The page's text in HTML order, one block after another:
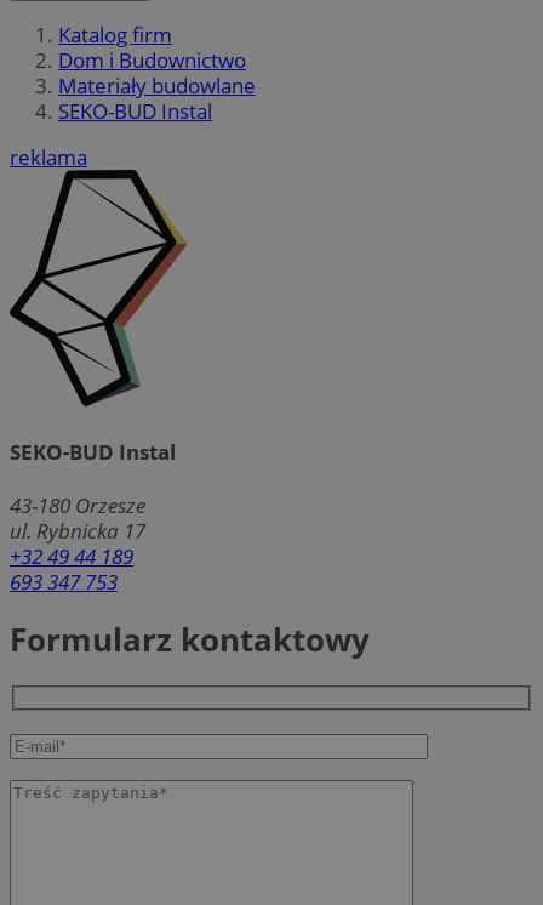
Katalog firm
Dom i Budownictwo
Materiały budowlane
SEKO-BUD Instal
reklama
SEKO-BUD Instal
43-180 Orzesze
ul. Rybnicka 17
+32 49 44 189
693 347 753
Formularz kontaktowy